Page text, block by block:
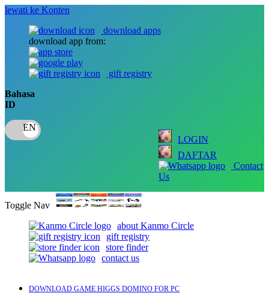
lewati ke Konten
download apps
download app from:
gift registry
Bahasa
ID
LOGIN
DAFTAR
Contact
Us
Toggle Nav
about Kanmo Circle
gift registry
store finder
contact us
DOWNLOAD GAME HIGGS DOMINO FOR PC